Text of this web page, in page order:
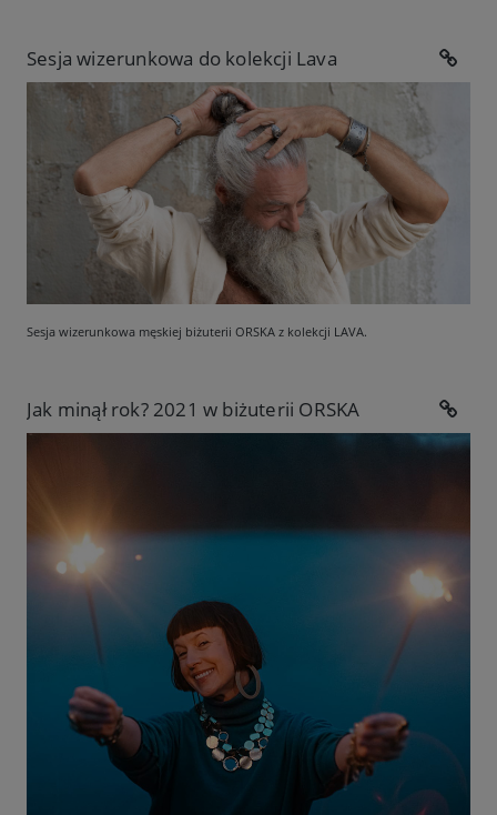
Sesja wizerunkowa do kolekcji Lava
Sesja wizerunkowa męskiej biżuterii ORSKA z kolekcji LAVA.
Jak minął rok? 2021 w biżuterii ORSKA